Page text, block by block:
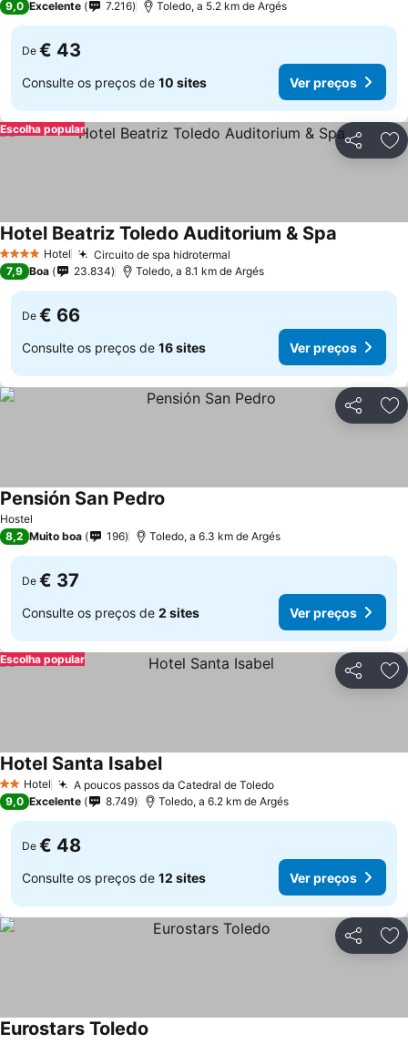
9,0 Excelente 7.216 Toledo, a 5.2 km de Argés
De € 43
Consulte os preços de 10 sites Ver preços
Partilhar
Escolha popular
4 EstrelasHotel Circuito de spa hidrotermal
Hotel Beatriz Toledo Auditorium & Spa
7,9 Boa 23.834 Toledo, a 8.1 km de Argés
De € 66
Consulte os preços de 16 sites Ver preços
Partilhar
Hostel
Pensión San Pedro
8,2 Muito boa 196 Toledo, a 6.3 km de Argés
De € 37
Consulte os preços de 2 sites Ver preços
Partilhar
Escolha popular
2 Estrelas
Hotel A poucos passos da Catedral de Toledo
Hotel Santa Isabel
9,0 Excelente 8.749 Toledo, a 6.2 km de Argés
De € 48
Consulte os preços de 12 sites Ver preços
Partilhar
Eurostars Toledo